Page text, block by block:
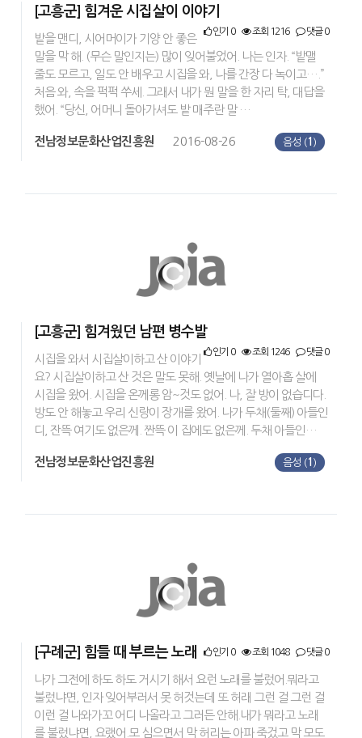
[고흥군] 힘겨운 시집살이 이야기
인기 0 조회 1216 댓글 0
밭을 맨디, 시어머이가 기양 안 좋은
말을 막 해. (무슨 말인지는) 많이 잊어불었어. 나는 인자. “밭맬
줄도 모르고, 일도 안 배우고 시집을 와, 나를 간장 다 녹이고….”
처음 와, 속을 퍽퍽 쑤세. 그래서 내가 뭔 말을 한 자리 탁, 대답을
했어. “당신, 어머니 돌아가셔도 밭 매주란 말 …
전남정보문화산업진흥원 2016-08-26 음성 (1 )
[고흥군] 힘겨웠던 남편 병수발
인기 0 조회 1246 댓글 0
시집을 와서 시집살이하고 산 이야기
요? 시집살이하고 산 것은 말도 못해. 옛날에 나가 열아홉 살에
시집을 왔어. 시집을 온께롱 암~것도 없어. 나, 잘 방이 없습디다.
방도 안 해놓고 우리 신랑이 장개를 왔어. 나가 두채(둘째) 아들인
디, 잔뜩 여기도 없은께. 짠뜩 이 집에도 없은께. 두채 아들인…
전남정보문화산업진흥원 음성 (1 )
[구례군] 힘들 때 부르는 노래 인기 0 조회 1048 댓글 0
나가 그전에 하도 하도 거시기 해서 요런 노래를 불렀어.뭐라고
불렀냐면, 인자 잊어부러서 못 허것는데 또 허래 그런 걸 그런 걸
이런 걸 나와가꼬 어디 나올라고 그러든 안해.내가 뭐라고 노래
를 불렀냐면, 요랬어.모 심으면서 막 허리는 아파 죽겄고 막 모도